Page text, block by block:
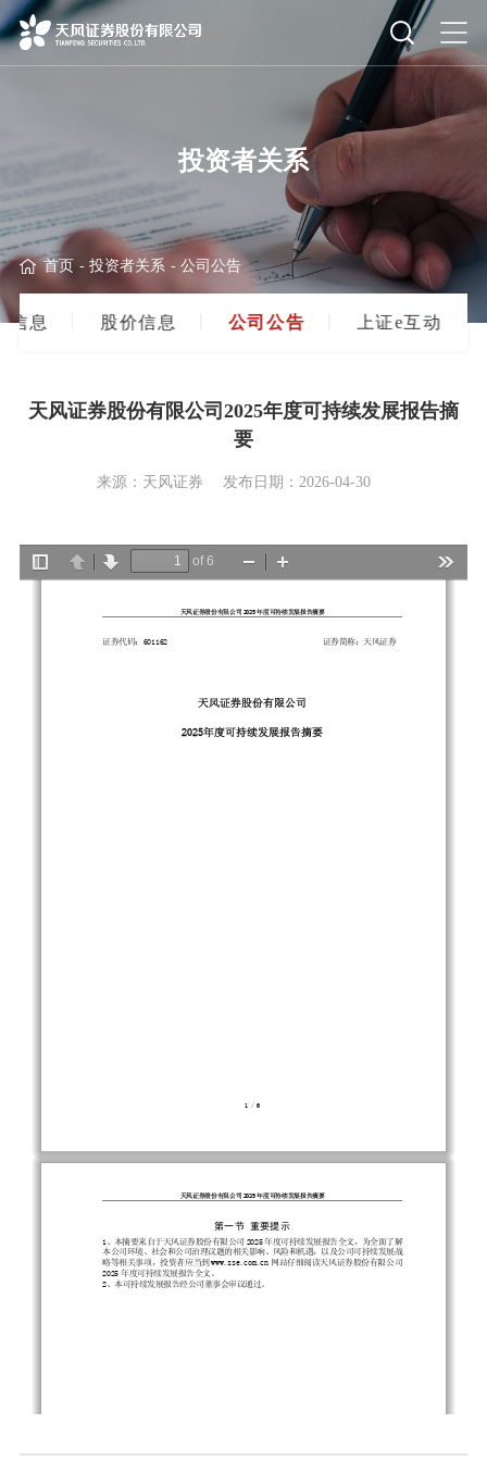
投资者关系
首页 - 投资者关系 - 公司公告
信息 股价信息 公司 公告 上证e互动
天风证券股份有限公司2025年度可持续发展报告摘
要
来源：天风证券 发布日期：2026-04-30